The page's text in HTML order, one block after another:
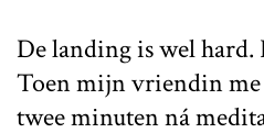
De landing is wel
Toen mijn vriendin me
twee minuten ná